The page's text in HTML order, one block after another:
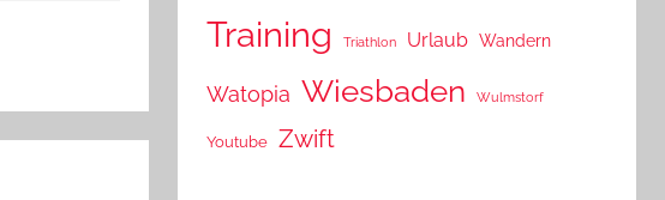
Training Triathlon Urlaub Wandern
Watopia Wiesbaden Wulmstorf
Youtube Zwift